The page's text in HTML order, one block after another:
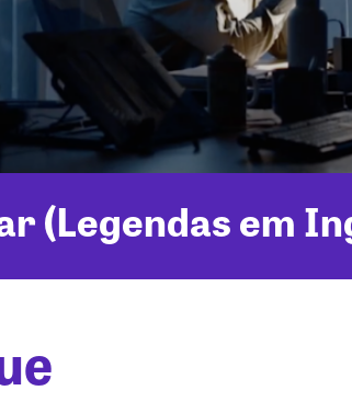
(Legendas em